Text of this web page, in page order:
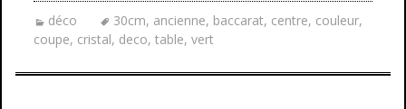
déco 30cm, ancienne, baccarat, centre, couleur,
coupe, cristal, deco, table, vert